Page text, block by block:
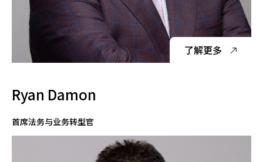
了解更多
Ryan Damon
首席法务与业务转型官